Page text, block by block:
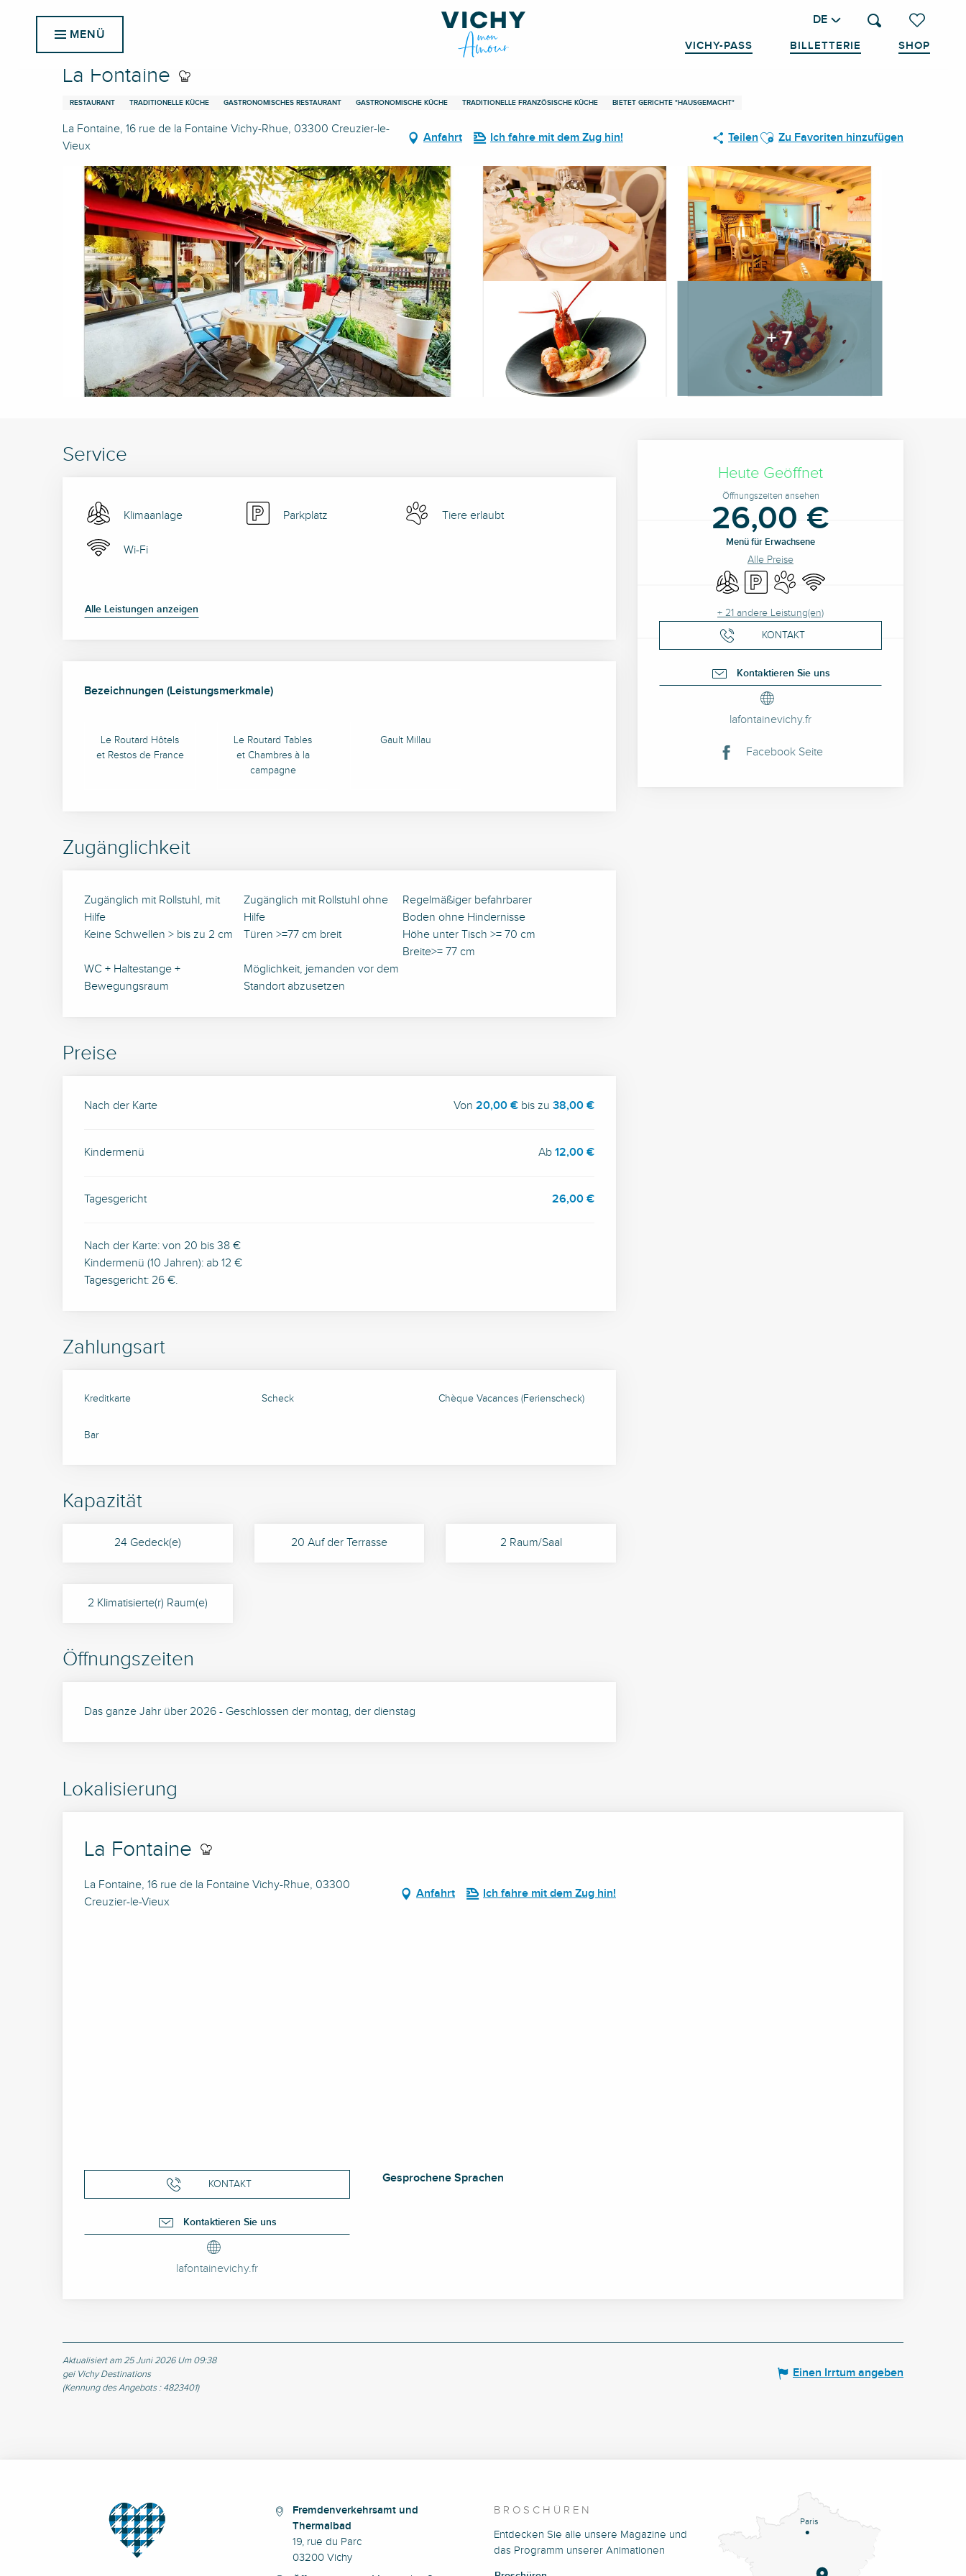
Voir les
Suche
DE
VICHY-PASS BILLETTERIE SHOP
MENÜ
Startseite La Fontaine
La Fontaine
RESTAURANT TRADITIONELLE KÜCHE GASTRONOMISCHES RESTAURANT GASTRONOMISCHE KÜCHE TRADITIONELLE FRANZÖSISCHE KÜCHE BIETET GERICHTE "HAUSGEMACHT"
La Fontaine, 16 rue de la Fontaine Vichy-Rhue, 03300 Creuzier-le-
Vieux
Anfahrt Ich fahre mit dem Zug hin! Teilen Ajouter aux favoris
Zu Favoriten hinzufügen
+ 7
Öffnungszeiten &
Heute Geöffnet
Öffnungszeiten ansehen
26,00 €
Menü für Erwachsene
Alle Preise
Klimaanlage
ParkplatzTiere erlaubt
Wi-Fi
+ 21 andere Leistung(en)
KONTAKT
Kontaktieren Sie uns
lafontainevichy.fr
Facebook Seite
Service
Klimaanlage Parkplatz Tiere erlaubt
Wi-Fi
Alle Leistungen anzeigen
Leistungensmöglichkeiten
Bezeichnungen (Leistungsmerkmale)
Bezeichnungen (Leistungsmerkmale)
Le Routard Hôtels
et Restos de France
Le Routard Tables
et Chambres à la
campagne
Gault Millau
Zugänglichkeit
Zugänglich mit Rollstuhl, mit
Hilfe
Zugänglich mit Rollstuhl ohne
Hilfe
Regelmäßiger befahrbarer
Boden ohne Hindernisse
Keine Schwellen > bis zu 2 cm
Türen >=77 cm breit
Höhe unter Tisch >= 70 cm
Breite>= 77 cm
WC + Haltestange +
Bewegungsraum
Möglichkeit, jemanden vor dem
Standort abzusetzen
Preise
Preise 2026
Nach der Karte Von20,00 € bis zu38,00 €
Kindermenü Ab12,00 €
Tagesgericht 26,00 €
Nach der Karte: von 20 bis 38 €
Kindermenü (10 Jahren): ab 12 €
Tagesgericht: 26 €.
Zahlungsart
Kreditkarte Scheck Chèque Vacances (Ferienscheck)
Bar
Kapazität
24 Gedeck(e) 20 Auf der Terrasse 2 Raum/Saal
2 Klimatisierte(r) Raum(e)
Öffnungszeiten
Das ganze Jahr über 2026 - Geschlossen der montag, der dienstag
Lokalisierung
La Fontaine
La Fontaine, 16 rue de la Fontaine Vichy-Rhue, 03300
Creuzier-le-Vieux
Anfahrt Ich fahre mit dem Zug hin!
KONTAKT
Kontaktieren Sie uns
lafontainevichy.fr
Gesprochene Sprachen
Gesprochene Sprachen
Aktualisiert am 25 Juni 2026 Um 09:38
gei Vichy Destinations
(Kennung des Angebots : 4823401)
Einen Irrtum angeben
Fremdenverkehrsamt und
Thermalbad
19, rue du Parc
03200 Vichy
BROSCHÜREN
Entdecken Sie alle unsere Magazine und
das Programm unserer Animationen
Paris